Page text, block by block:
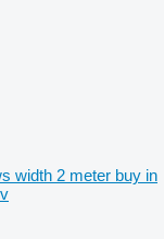
width 2 meter buy in